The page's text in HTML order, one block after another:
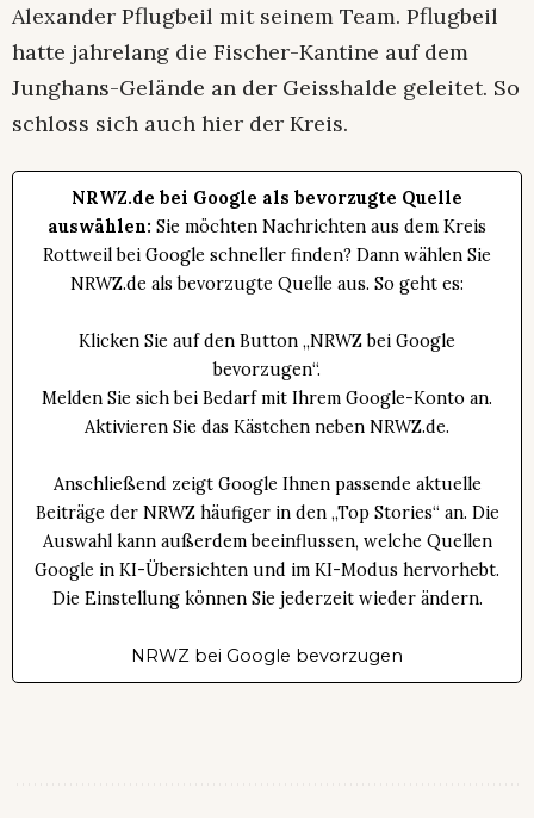
Alexander Pflugbeil mit seinem Team. Pflugbeil
hatte jahrelang die Fischer-Kantine auf dem
Junghans-Gelände an der Geisshalde geleitet. So
schloss sich auch hier der Kreis.
NRWZ.de bei Google als bevorzugte Quelle
auswählen: Sie möchten Nachrichten aus dem Kreis
Rottweil bei Google schneller finden? Dann wählen Sie
NRWZ.de als bevorzugte Quelle aus. So geht es:
Klicken Sie auf den Button „NRWZ bei Google
bevorzugen“.
Melden Sie sich bei Bedarf mit Ihrem Google-Konto an.
Aktivieren Sie das Kästchen neben NRWZ.de.
Anschließend zeigt Google Ihnen passende aktuelle
Beiträge der NRWZ häufiger in den „Top Stories“ an. Die
Auswahl kann außerdem beeinflussen, welche Quellen
Google in KI-Übersichten und im KI-Modus hervorhebt.
Die Einstellung können Sie jederzeit wieder ändern.
NRWZ bei Google bevorzugen